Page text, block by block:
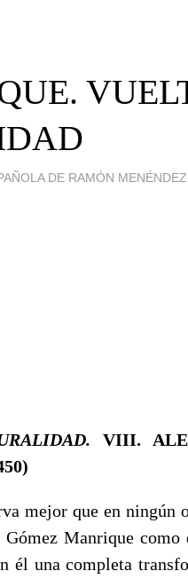
DE RAMÓN MENÉNDEZ
VIII.
me­jor que en ningún
Manrique como
él una completa